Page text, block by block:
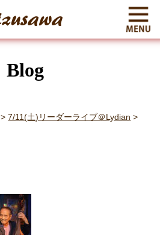
Blog
>7/11(土)リーダーライブ＠Lydian >